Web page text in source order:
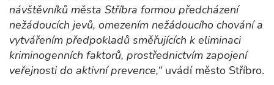
návštěvníků města Stříbra formou předcházení
nežádoucích jevů, omezením nežádoucího chování a
vytvářením předpokladů směřujících k eliminaci
kriminogenních faktorů, prostřednictvím zapojení
veřejnosti do aktivní prevence,“ uvádí město Stříbro.